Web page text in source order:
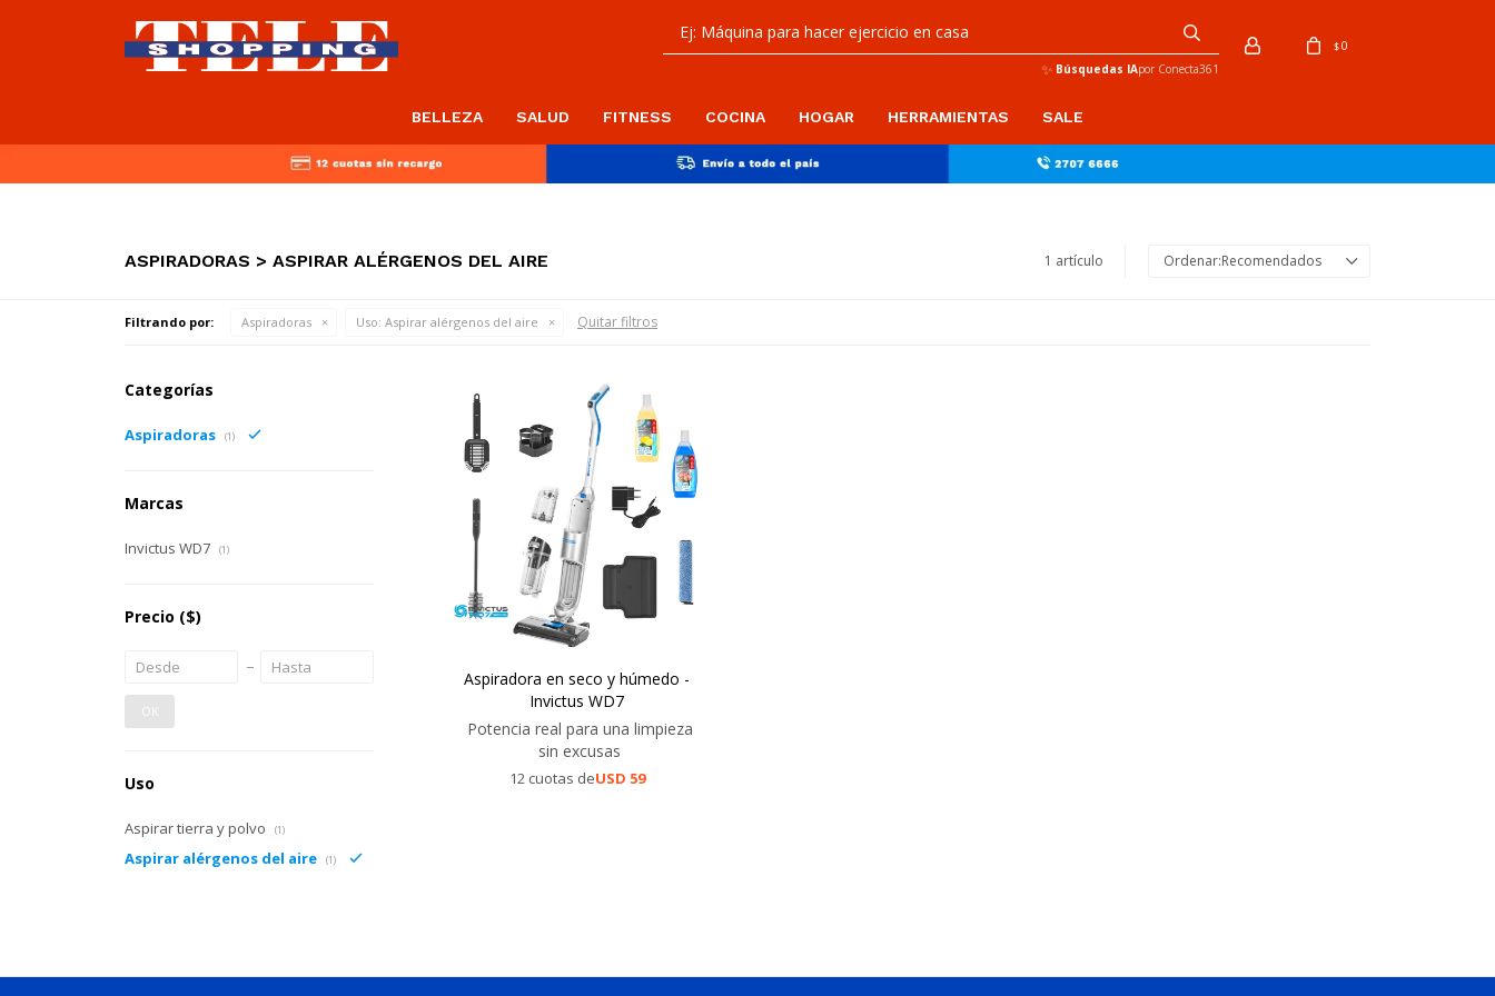
BELLEZA SALUD FITNESS COCINA HOGAR HERRAMIENTAS SALE
✨ Búsquedas IApor Conecta361
$0
ASPIRADORAS > ASPIRAR ALÉRGENOS DEL AIRE 1 artículo Recomendados
Filtrando por: Aspiradoras Uso: Aspirar alérgenos del aire Quitar filtros
Aspiradora en seco y húmedo -
Invictus WD7
Potencia real para una limpieza
sin excusas
12 cuotas deUSD 59
Categorías
Aspiradoras (1)
Marcas
Invictus WD7 (1)
Precio ($)
OK
Uso
Aspirar tierra y polvo (1)
Aspirar alérgenos del aire (1)